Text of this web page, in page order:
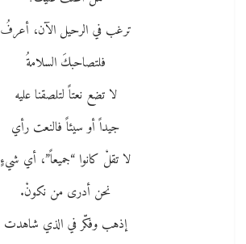
ترغب في الرحيل الآن، أعرفُ
فلتصاحبكَ السلامةُ
لا تضع نعتاً لتلصقنا عليه
جيداً أو سيئاً فالنعت رأي
لا تقلْ كانوا “جميعاً”، أي شيءٍ
نحن أدرى من نكونْ.
إذهب وفكّر في الذي شاهدت